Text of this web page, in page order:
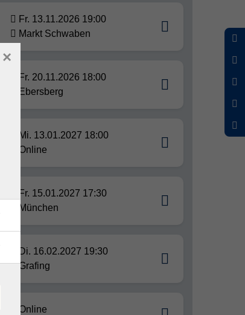
Fr. 13.11.2026 19:00
Markt Schwaben
Fr. 20.11.2026 18:00
Ebersberg
Mi. 13.01.2027 18:00
Online
Fr. 15.01.2027 17:30
München
Di. 16.02.2027 19:30
Grafing
Online
×